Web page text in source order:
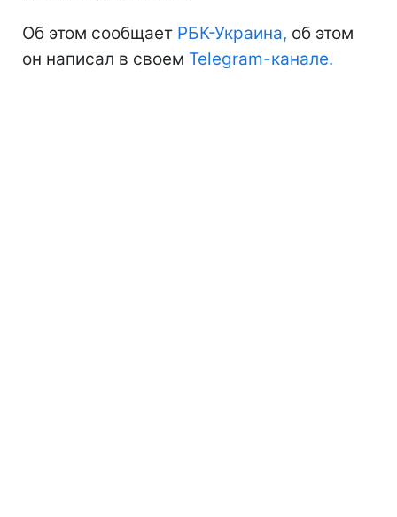
Об этом сообщает РБК-Украина, об этом
он написал в своем Telegram-канале.